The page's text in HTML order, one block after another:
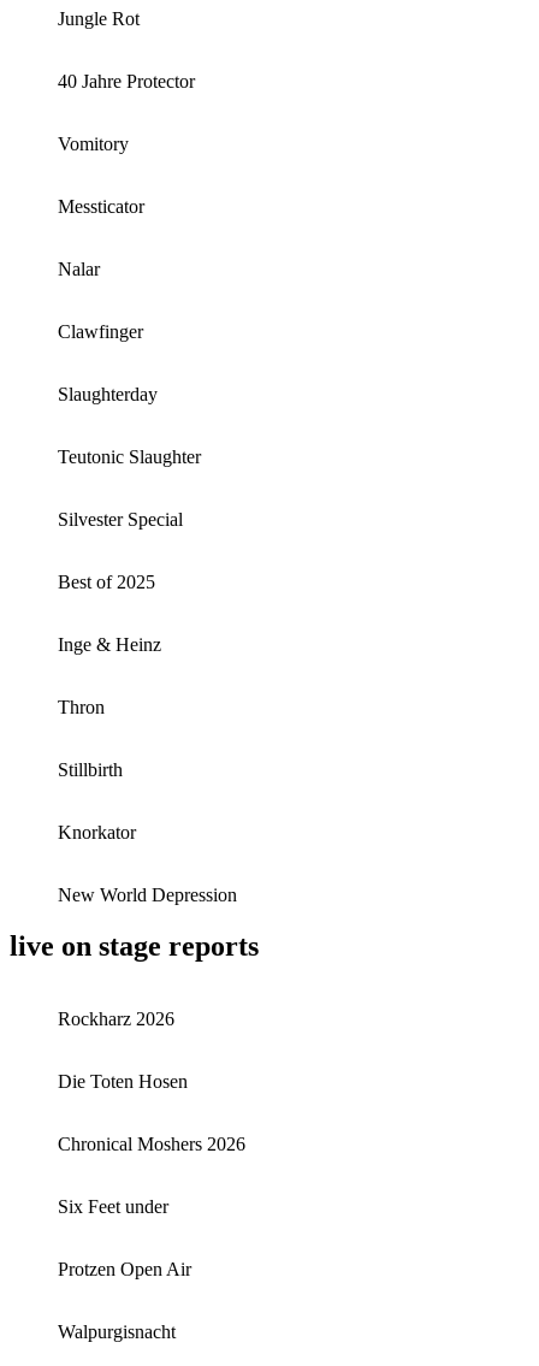
Jungle Rot
40 Jahre Protector
Vomitory
Messticator
Nalar
Clawfinger
Slaughterday
Teutonic Slaughter
Silvester Special
Best of 2025
Inge & Heinz
Thron
Stillbirth
Knorkator
New World Depression
live on stage reports
Rockharz 2026
Die Toten Hosen
Chronical Moshers 2026
Six Feet under
Protzen Open Air
Walpurgisnacht